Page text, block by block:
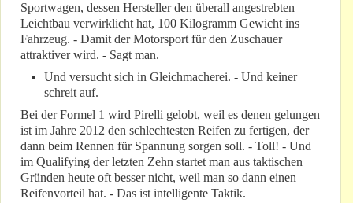
Sportwagen, dessen Hersteller den überall angestrebten
Leichtbau verwirklicht hat, 100 Kilogramm Gewicht ins
Fahrzeug. - Damit der Motorsport für den Zuschauer
attraktiver wird. - Sagt man.
Und versucht sich in Gleichmacherei. - Und keiner
schreit auf.
Bei der Formel 1 wird Pirelli gelobt, weil es denen gelungen
ist im Jahre 2012 den schlechtesten Reifen zu fertigen, der
dann beim Rennen für Spannung sorgen soll. - Toll! - Und
im Qualifying der letzten Zehn startet man aus taktischen
Gründen heute oft besser nicht, weil man so dann einen
Reifenvorteil hat. - Das ist intelligente Taktik.